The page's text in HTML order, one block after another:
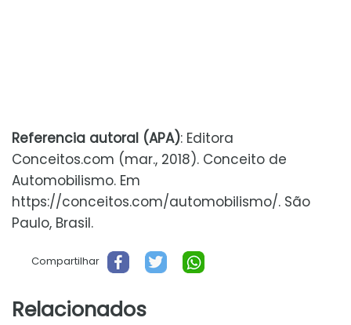
Referencia autoral (APA): Editora
Conceitos.com (mar., 2018). Conceito de
Automobilismo. Em
https://conceitos.com/automobilismo/. São
Paulo, Brasil.
Compartilhar
Relacionados